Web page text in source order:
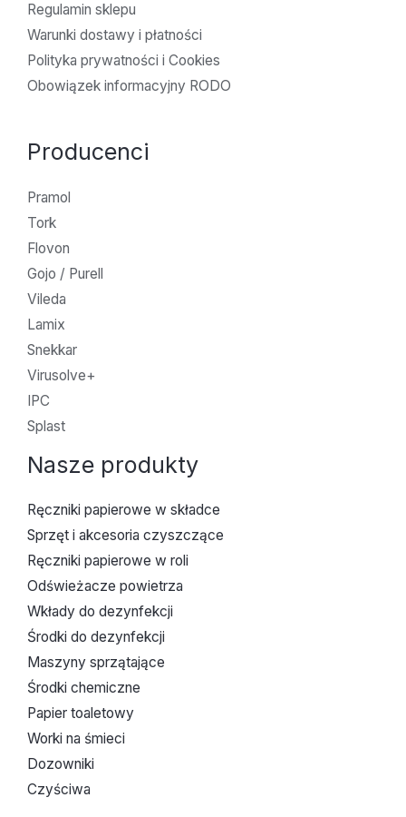
Regulamin sklepu
Warunki dostawy i płatności
Polityka prywatności i Cookies
Obowiązek informacyjny RODO
Producenci
Pramol
Tork
Flovon
Gojo / Purell
Vileda
Lamix
Snekkar
Virusolve+
IPC
Splast
Nasze produkty
Ręczniki papierowe w składce
Sprzęt i akcesoria czyszczące
Ręczniki papierowe w roli
Odświeżacze powietrza
Wkłady do dezynfekcji
Środki do dezynfekcji
Maszyny sprzątające
Środki chemiczne
Papier toaletowy
Worki na śmieci
Dozowniki
Czyściwa